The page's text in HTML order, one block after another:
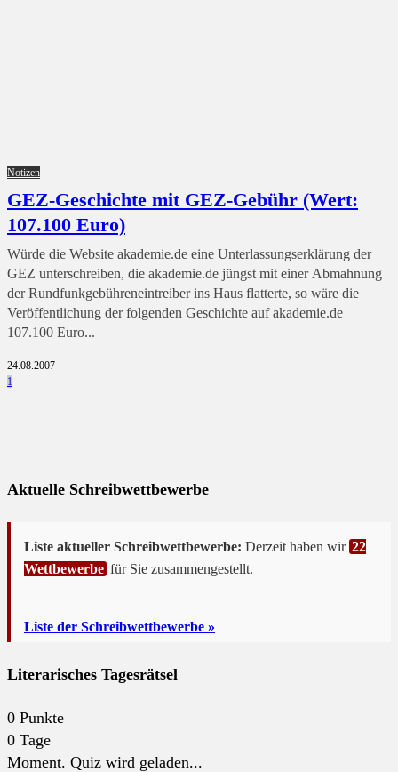
Notizen
GEZ-Geschichte mit GEZ-Gebühr (Wert:
107.100 Euro)
Würde die Website akademie.de eine Unterlassungserklärung der
GEZ unterschreiben, die akademie.de jüngst mit einer Abmahnung
der Rundfunkgebühreneintreiber ins Haus flatterte, so wäre die
Veröffentlichung der folgenden Geschichte auf akademie.de
107.100 Euro...
24.08.2007
1
Aktuelle Schreibwettbewerbe
Liste aktueller Schreibwettbewerbe: Derzeit haben wir 22
Wettbewerbe für Sie zusammengestellt.
Liste der Schreibwettbewerbe »
Literarisches Tagesrätsel
0 Punkte
0 Tage
Moment. Quiz wird geladen...